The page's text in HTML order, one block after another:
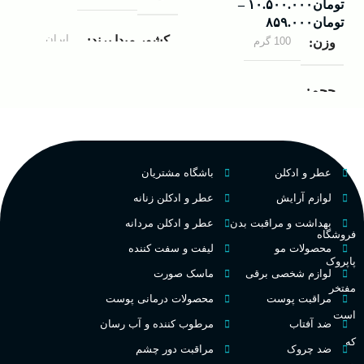
تومان ۱۰.۵۰۰.۰۰۰ –
تومان ۸۵۹.۰۰۰
وزن
100 گرم
حجم
میلی لیتر)
پخش بو
کشور مبدا برند
طبع
کشور مبدا برند ایران
چوبی میوه‌ای مرکباتی
PA_بخش-بو
نت‌های چوبی
فروشگاه
پاپروک
مفتخر
است
که
عطر و ادکلن
لوازم آرایش
بهداشت و مراقبت بدن
محصولات مو
لوازم شخصی برقی
مراقبت پوست
ضد آفتاب
ضد چروک
باشگاه مشتریان
عطر و ادکلن زنانه
عطر و ادکلن مردانه
لیفت و سفت کننده
ماسک صورت
محصولات درمانی پوست
مرطوب کننده و آب رسان
مراقبت دور چشم